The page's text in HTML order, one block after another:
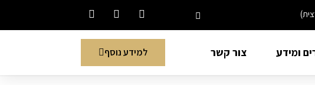
ומידע צור קשר למידע נוסף